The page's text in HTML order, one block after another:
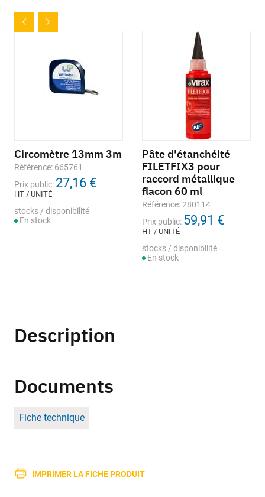
Circomètre 13mm 3m
Référence: 665761
Prix public: 27,16 €
HT / UNITÉ
stocks / disponibilité
En stock
Pâte d'étanchéité
FILETFIX3 pour
raccord métallique
flacon 60 ml
Référence: 280114
Prix public: 59,91 €
HT / UNITÉ
stocks / disponibilité
En stock
Description
Documents
Fiche technique
IMPRIMER LA FICHE PRODUIT